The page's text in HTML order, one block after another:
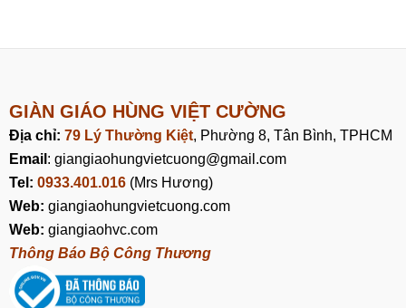
GIÀN GIÁO HÙNG VIỆT CƯỜNG
Địa chỉ: 79 Lý Thường Kiệt, Phường 8, Tân Bình, TPHCM
Email : giangiaohungvietcuong@gmail.com
Tel: 0933.401.016 (Mrs Hương)
Web: giangiaohungvietcuong.com
Web: giangiaohvc.com
Thông Báo Bộ Công Thương